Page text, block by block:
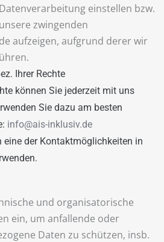
einstellen bzw.
zwingenden
aufzeigen, aufgrund derer wir
Ihrer Rechte
können Sie jederzeit mit uns
Sie dazu am besten
info@ais-inklusiv.de
eine der Kontaktmöglichkeiten in
und organisatorische
ein, um anfallende oder
Daten zu schützen, insb.